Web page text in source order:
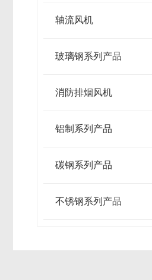
轴流风机
玻璃钢系列产品
消防排烟风机
铝制系列产品
碳钢系列产品
不锈钢系列产品